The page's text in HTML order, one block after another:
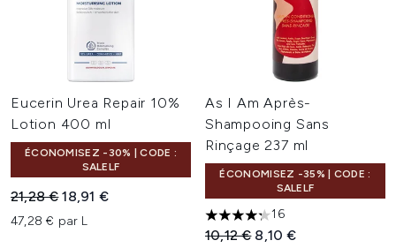
Eucerin Urea Repair 10%
Lotion 400 ml
ÉCONOMISEZ -30% | CODE :
SALELF
Prix de vente :
21,28 €Prix ​​actuel :
18,91 €
47,28 € par L
As I Am Après-
Shampooing Sans
Rinçage 237 ml
ÉCONOMISEZ -35% | CODE :
SALELF
4.25 étoiles sur un maximum
16
Prix de vente :
10,12 € Prix ​​actuel :
8,10 €